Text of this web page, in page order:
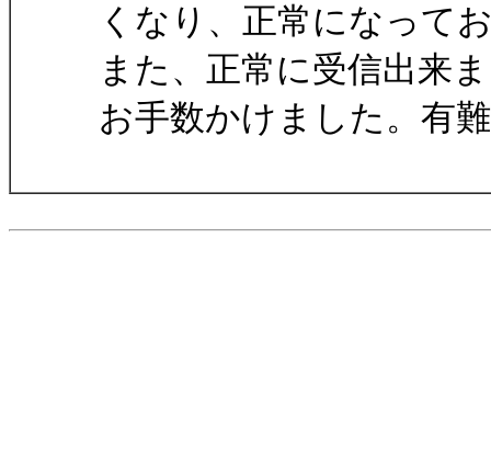
くなり、正常になって
また、正常に受信出来
お手数かけました。有